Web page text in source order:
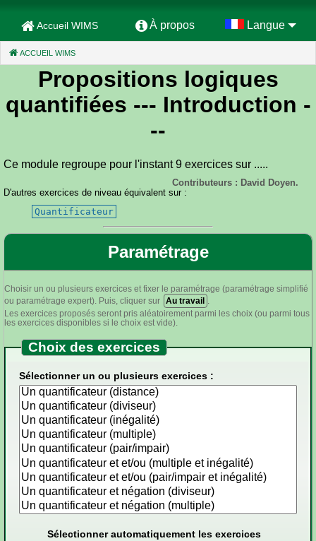
Accueil WIMS À propos Langue
ACCUEIL WIMS
Propositions logiques
quantifiées --- Introduction -
--
Ce module regroupe pour l'instant 9 exercices sur .....
Contributeurs : David Doyen.
D'autres exercices de niveau équivalent sur :
Quantificateur
Paramétrage
Choisir un ou plusieurs exercices et fixer le paramétrage (paramétrage simplifié
ou paramétrage expert). Puis, cliquer sur Au travail
Les exercices proposés seront pris aléatoirement parmi les choix (ou parmi tous
les exercices disponibles si le choix est vide).
Choix des exercices
Sélectionner un ou plusieurs exercices :
Sélectionner automatiquement les exercices